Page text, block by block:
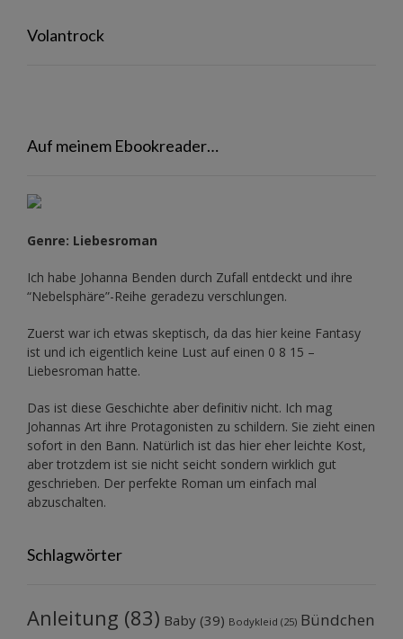
Volantrock
Auf meinem Ebookreader…
Genre: Liebesroman
Ich habe Johanna Benden durch Zufall entdeckt und ihre
“Nebelsphäre”-Reihe geradezu verschlungen.
Zuerst war ich etwas skeptisch, da das hier keine Fantasy
ist und ich eigentlich keine Lust auf einen 0 8 15 –
Liebesroman hatte.
Das ist diese Geschichte aber definitiv nicht. Ich mag
Johannas Art ihre Protagonisten zu schildern. Sie zieht einen
sofort in den Bann. Natürlich ist das hier eher leichte Kost,
aber trotzdem ist sie nicht seicht sondern wirklich gut
geschrieben. Der perfekte Roman um einfach mal
abzuschalten.
Schlagwörter
Anleitung (83) Baby (39) Bodykleid (25) Bündchen